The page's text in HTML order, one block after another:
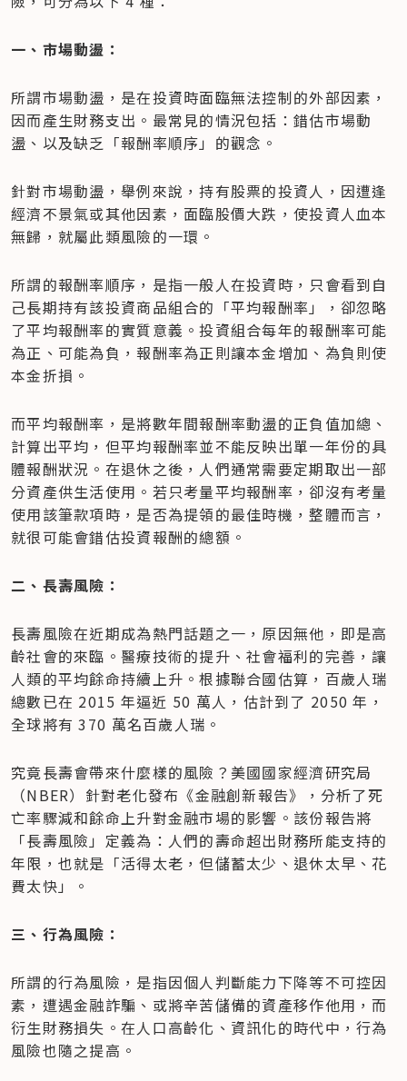
一、市場動盪：
所謂市場動盪，是在投資時面臨無法控制的外部因素，
因而產生財務支出。最常見的情況包括：錯估市場動
盪、以及缺乏「報酬率順序」的觀念。
針對市場動盪，舉例來說，持有股票的投資人，因遭逢
經濟不景氣或其他因素，面臨股價大跌，使投資人血本
無歸，就屬此類風險的一環。
所謂的報酬率順序，是指一般人在投資時，只會看到自
己長期持有該投資商品組合的「平均報酬率」，卻忽略
了平均報酬率的實質意義。投資組合每年的報酬率可能
為正、可能為負，報酬率為正則讓本金增加、為負則使
本金折損。
而平均報酬率，是將數年間報酬率動盪的正負值加總、
計算出平均，但平均報酬率並不能反映出單一年份的具
體報酬狀況。在退休之後，人們通常需要定期取出一部
分資產供生活使用。若只考量平均報酬率，卻沒有考量
使用該筆款項時，是否為提領的最佳時機，整體而言，
就很可能會錯估投資報酬的總額。
二、長壽風險：
長壽風險在近期成為熱門話題之一，原因無他，即是高
齡社會的來臨。醫療技術的提升、社會福利的完善，讓
人類的平均餘命持續上升。根據聯合國估算，百歲人瑞
總數已在 2015 年逼近 50 萬人，估計到了 2050 年，
全球將有 370 萬名百歲人瑞。
究竟長壽會帶來什麼樣的風險？美國國家經濟研究局
（NBER）針對老化發布《金融創新報告》，分析了死
亡率驟減和餘命上升對金融市場的影響。該份報告將
「長壽風險」定義為：人們的壽命超出財務所能支持的
年限，也就是「活得太老，但儲蓄太少、退休太早、花
費太快」。
三、行為風險：
所謂的行為風險，是指因個人判斷能力下降等不可控因
素，遭遇金融詐騙、或將辛苦儲備的資產移作他用，而
衍生財務損失。在人口高齡化、資訊化的時代中，行為
風險也隨之提高。